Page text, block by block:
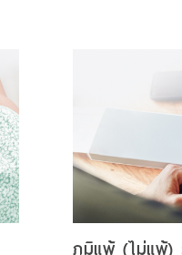
ภูมิแพ้ (ไม่แพ้)